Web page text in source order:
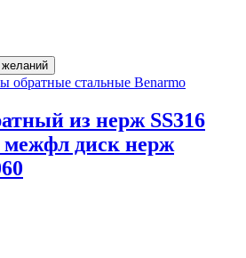
желаний
обратные стальные Benarmo
из нерж SS316
межфл диск нерж